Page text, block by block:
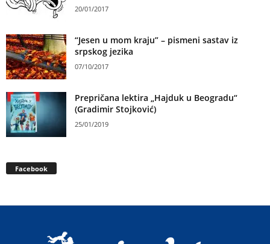
20/01/2017
“Jesen u mom kraju” – pismeni sastav iz
srpskog jezika
07/10/2017
Prepričana lektira „Hajduk u Beogradu“
(Gradimir Stojković)
25/01/2019
Facebook